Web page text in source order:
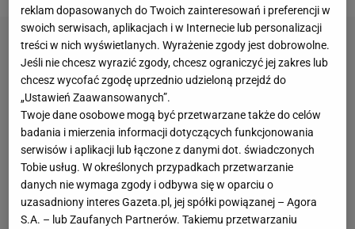
reklam dopasowanych do Twoich zainteresowań i preferencji w
swoich serwisach, aplikacjach i w Internecie lub personalizacji
treści w nich wyświetlanych. Wyrażenie zgody jest dobrowolne.
Jeśli nie chcesz wyrazić zgody, chcesz ograniczyć jej zakres lub
chcesz wycofać zgodę uprzednio udzieloną przejdź do
„Ustawień Zaawansowanych”.
Twoje dane osobowe mogą być przetwarzane także do celów
badania i mierzenia informacji dotyczących funkcjonowania
serwisów i aplikacji lub łączone z danymi dot. świadczonych
Tobie usług. W określonych przypadkach przetwarzanie
danych nie wymaga zgody i odbywa się w oparciu o
uzasadniony interes Gazeta.pl, jej spółki powiązanej – Agora
S.A. – lub Zaufanych Partnerów. Takiemu przetwarzaniu